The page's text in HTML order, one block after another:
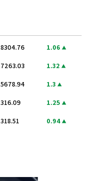
1.06
1.32
1.3
1.25
0.94